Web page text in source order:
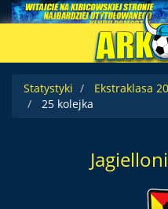
Statystyki
Ekstraklasa
25 kolejka